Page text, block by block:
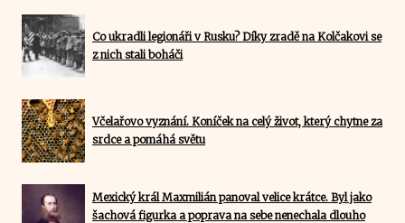
Co ukradli legionáři v Rusku? Díky zradě na Kolčakovi se
z nich stali boháči
Včelařovo vyznání. Koníček na celý život, který chytne za
srdce a pomáhá světu
Mexický král Maxmilián panoval velice krátce. Byl jako
šachová figurka a poprava na sebe nenechala dlouho